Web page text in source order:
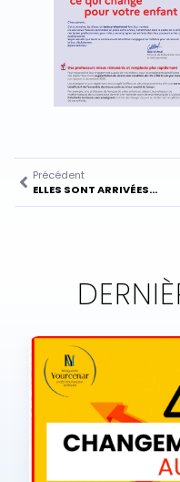
Précédent
ELLES SONT ARRIVÉES…